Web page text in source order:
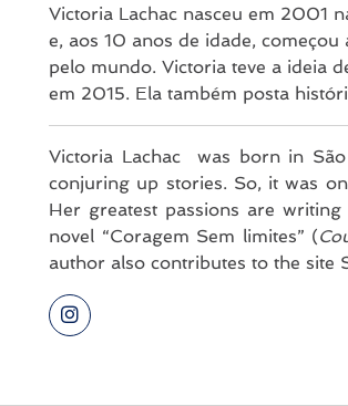
Victoria Lachac nasceu em 2001
e, aos 10 anos de idade,
pelo mundo. Victoria teve a ideia
em 2015. Ela também posta
Victoria Lachac was born in
conjuring up stories. So, it was
Her greatest passions are
novel “Coragem Sem limites” (
author also contributes to the site